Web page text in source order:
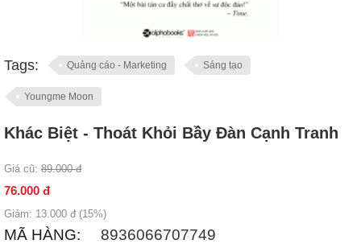
Tags: Quảng cáo - Marketing Sáng tạo
Youngme Moon
Khác Biệt - Thoát Khỏi Bầy Đàn Cạnh Tranh
Giá cũ: 89.000 đ
76.000 đ
Giảm: 13.000 đ (15%)
MÃ HÀNG: 8936066707749